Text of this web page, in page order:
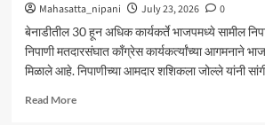
Mahasatta_nipani July 23, 2026
0
बेनाडीतील 30 हून अधिक कार्यकर्ते भाजपमध्ये सामील
निपाणी मतदारसंघात काँग्रेस कार्यकर्त्यांच्या आगमनाने
मिळाले आहे. निपाणीच्या आमदार शशिकला जोल्ले यांनी
Read MoreRead